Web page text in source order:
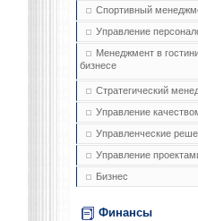
Спортивный
Управление
Менеджмент в
бизнесе
Стратегический
Управление
Управленческие
Управление
Бизнес
Финансы